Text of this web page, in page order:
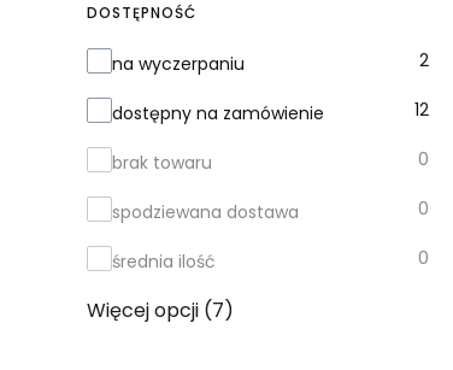
DOSTĘPNOŚĆ
Dostępność
na wyczerpaniu 2
dostępny na zamówienie 12
brak towaru 0
spodziewana dostawa 0
średnia ilość 0
Więcej opcji (7)